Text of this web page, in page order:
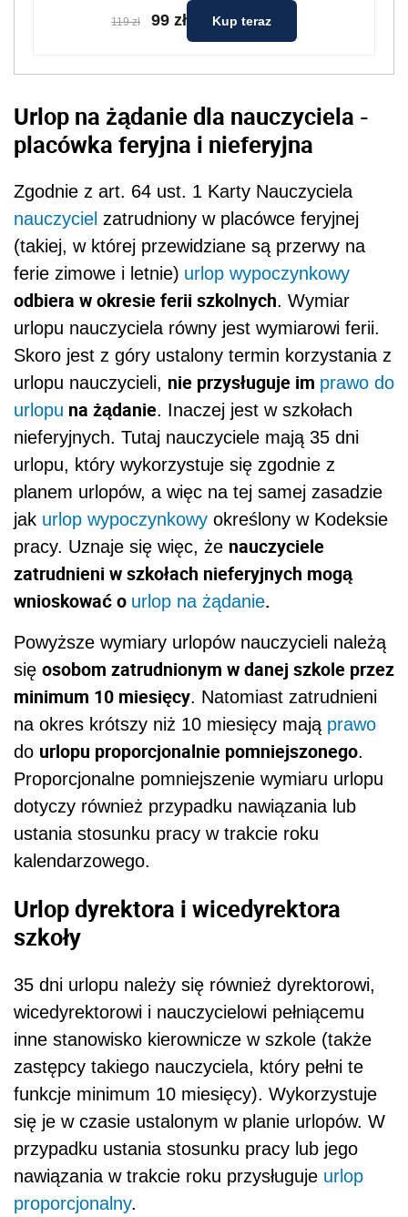
119 zł 99 zł Kup teraz
Urlop na żądanie dla nauczyciela -
placówka feryjna i nieferyjna
Zgodnie z art. 64 ust. 1 Karty Nauczyciela
nauczyciel zatrudniony w placówce feryjnej
(takiej, w której przewidziane są przerwy na
ferie zimowe i letnie) urlop wypoczynkowy
odbiera w okresie ferii szkolnych. Wymiar
urlopu nauczyciela równy jest wymiarowi ferii.
Skoro jest z góry ustalony termin korzystania z
urlopu nauczycieli, nie przysługuje im prawo do
urlopu na żądanie. Inaczej jest w szkołach
nieferyjnych. Tutaj nauczyciele mają 35 dni
urlopu, który wykorzystuje się zgodnie z
planem urlopów, a więc na tej samej zasadzie
jak urlop wypoczynkowy określony w Kodeksie
pracy. Uznaje się więc, że nauczyciele
zatrudnieni w szkołach nieferyjnych mogą
wnioskować o urlop na żądanie.
Powyższe wymiary urlopów nauczycieli należą
się osobom zatrudnionym w danej szkole przez
minimum 10 miesięcy. Natomiast zatrudnieni
na okres krótszy niż 10 miesięcy mają prawo
do urlopu proporcjonalnie pomniejszonego.
Proporcjonalne pomniejszenie wymiaru urlopu
dotyczy również przypadku nawiązania lub
ustania stosunku pracy w trakcie roku
kalendarzowego.
Urlop dyrektora i wicedyrektora
szkoły
35 dni urlopu należy się również dyrektorowi,
wicedyrektorowi i nauczycielowi pełniącemu
inne stanowisko kierownicze w szkole (także
zastępcy takiego nauczyciela, który pełni te
funkcje minimum 10 miesięcy). Wykorzystuje
się je w czasie ustalonym w planie urlopów. W
przypadku ustania stosunku pracy lub jego
nawiązania w trakcie roku przysługuje urlop
proporcjonalny.